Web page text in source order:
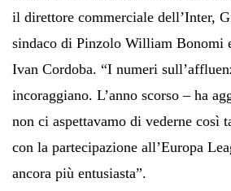
il direttore commerciale dell’Inter,
sindaco di Pinzolo William Bonomi
Ivan Cordoba. “I numeri
incoraggiano. L’anno scorso – ha
non ci aspettavamo di vederne così
con la partecipazione all’Europa
ancora più entusiasta”.